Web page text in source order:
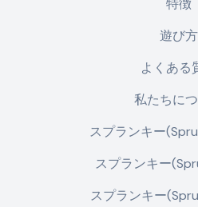
特徴
遊び方
よくある
私たちに
スプランキー
スプランキー
スプランキー